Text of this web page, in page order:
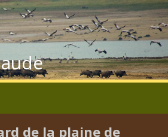
de la plaine de